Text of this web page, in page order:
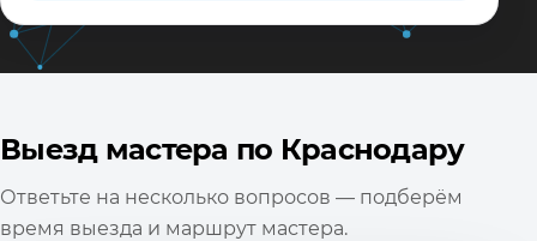
Выезд мастера по Краснодару
Ответьте на несколько вопросов — подберём
время выезда и маршрут мастера.